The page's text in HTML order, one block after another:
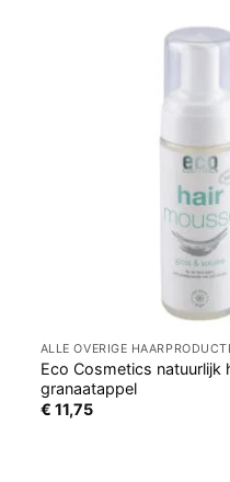
ALLE OVERIGE
Eco Cosmetics natuurlijk
granaatappel
€ 11,75